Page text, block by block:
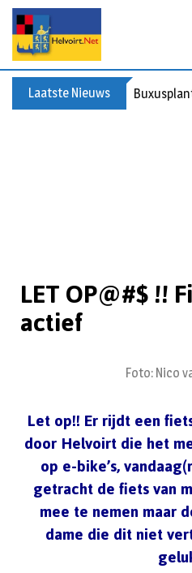
Laatste Nieuws
LET OP@#$ !!
actief
Foto: Nico
Let op!! Er rijdt een
door Helvoirt die het
op e-bike’s,
getracht de fiets van
mee te nemen maar
dame die dit niet